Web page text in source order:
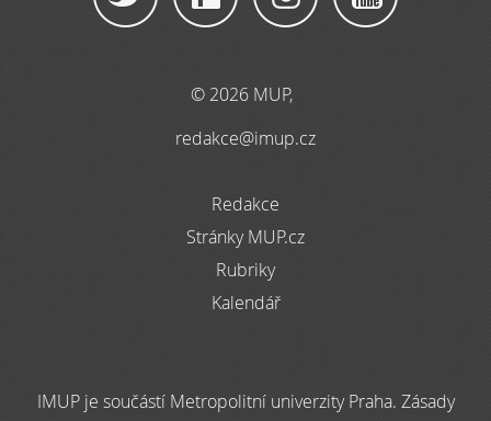
© 2026 MUP,
redakce@imup.cz
Redakce
Stránky MUP.cz
Rubriky
Kalendář
IMUP je součástí Metropolitní univerzity Praha. Zásady